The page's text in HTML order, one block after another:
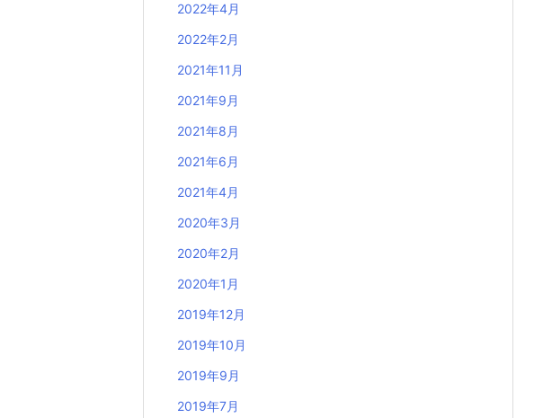
2022年4月
2022年2月
2021年11月
2021年9月
2021年8月
2021年6月
2021年4月
2020年3月
2020年2月
2020年1月
2019年12月
2019年10月
2019年9月
2019年7月